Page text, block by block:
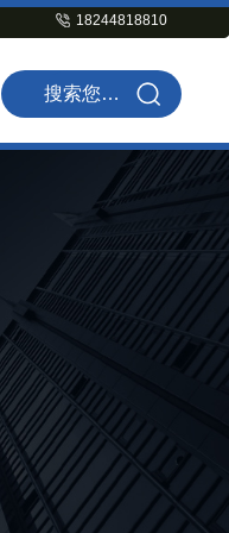
18244818810